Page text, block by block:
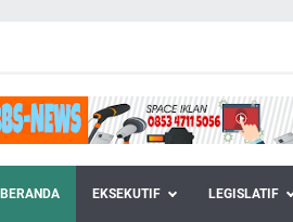
BERANDA EKSEKUTIF LEGISLATIF